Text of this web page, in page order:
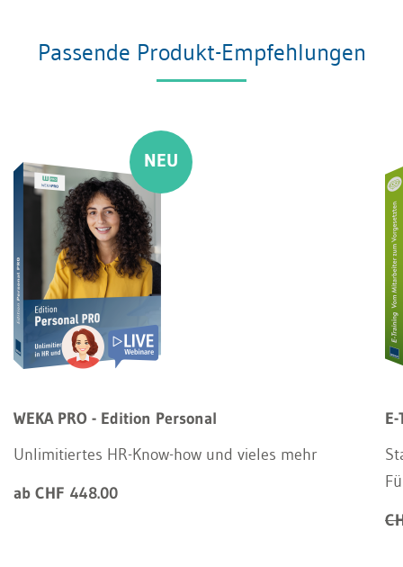
Passende Produkt-Empfehlungen
WEKA PRO - Edition Personal
Unlimitiertes HR-Know-how und vieles mehr
ab CHF 448.00